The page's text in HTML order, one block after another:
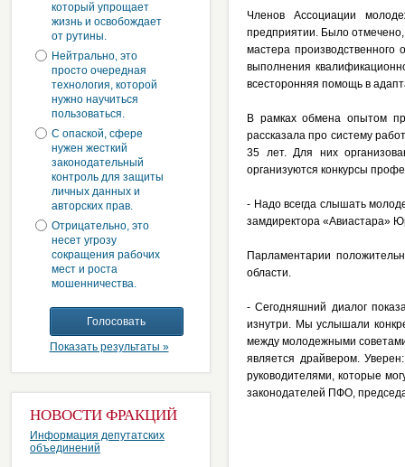
который упрощает
жизнь и освобождает
от рутины.
Нейтрально, это
просто очередная
технология, которой
нужно научиться
пользоваться.
С опаской, сфере
нужен жесткий
законодательный
контроль для защиты
личных данных и
авторских прав.
Отрицательно, это
несет угрозу
сокращения рабочих
мест и роста
мошенничества.
Показать результаты »
НОВОСТИ ФРАКЦИЙ
Информация депутатских
объединений
Членов Ассоциации
предприятии. Было
мастера
выполнения
всесторонняя помощь в
В рамках обмена опытом
рассказала про систему
35 лет. Для них
организуются конкурсы
- Надо всегда слышать
замдиректора «Авиастара»
Парламентарии
области.
- Сегодняшний диалог
изнутри. Мы услышали
между молодежными
является драйвером.
руководителями, которые
законодателей ПФО,